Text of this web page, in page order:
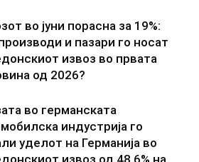
во јуни порасна за 19%:
и пазари го носат
извоз во првата
од 2026?
во германската
индустрија го
уделот на Германија во